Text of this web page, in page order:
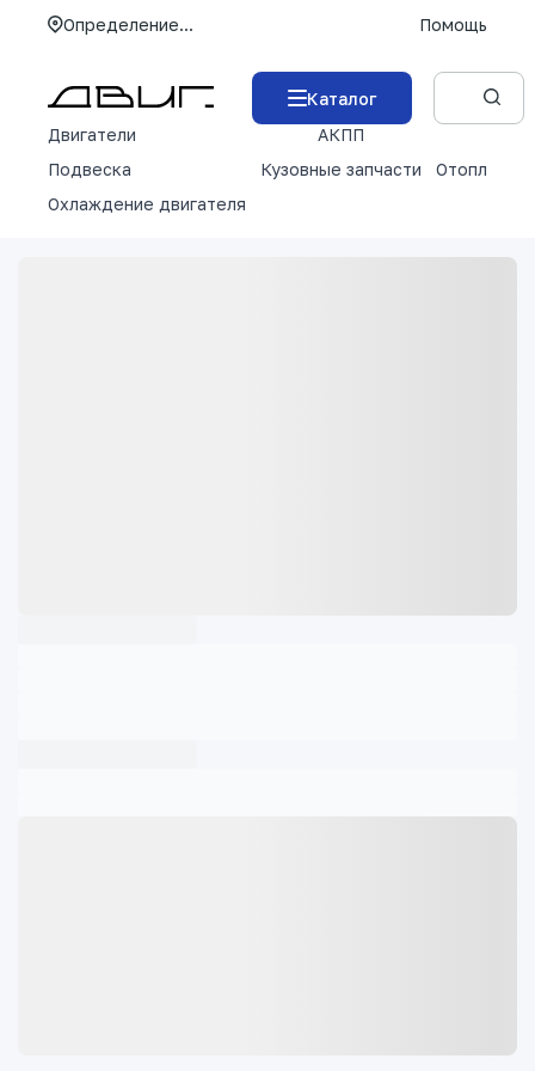
Определение... Помощь
Каталог
Двигатели
АКПП
Подвеска
Кузовные запчасти
Отопление
Охлаждение двигателя